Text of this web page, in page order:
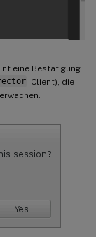
eine Bestätigung
-Client), die